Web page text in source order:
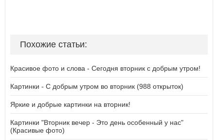
Похожие статьи:
Красивое фото и слова - Сегодня вторник с добрым утром!
Картинки - С добрым утром во вторник (988 открыток)
Яркие и добрые картинки на вторник!
Картинки "Вторник вечер - Это день особенный у нас"
(Красивые фото)